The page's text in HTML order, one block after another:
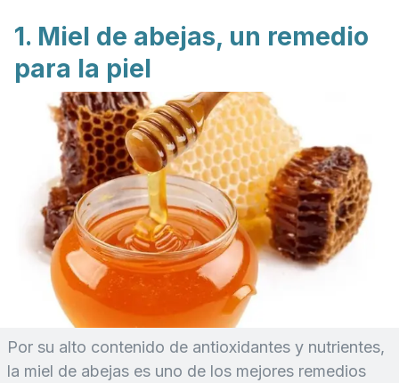
1. Miel de abejas, un remedio
para la piel
Por su alto contenido de antioxidantes y nutrientes,
la miel de abejas es uno de los mejores remedios